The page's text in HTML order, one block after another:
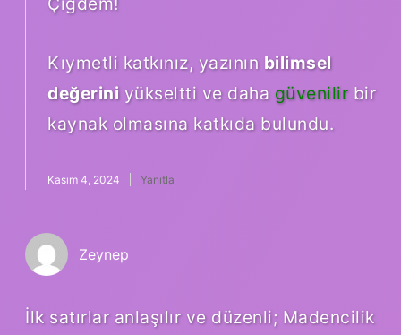
Kıymetli katkınız, yazının bilimsel
değeriniyükseltti ve daha güvenilir bir
kaynak olmasına katkıda bulundu.
Kasım 4, 2024 Yanıtla
Zeynep
İlk satırlar anlaşılır ve düzenli; Madencilik